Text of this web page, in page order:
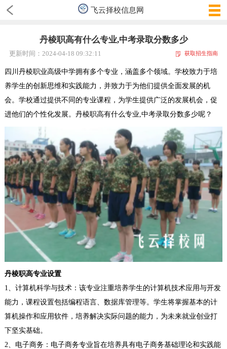
飞云择校信息网
丹棱职高有什么专业,中考录取分数多少
更新时间：2024-04-18 09:32:11 获取招生指南
四川丹棱职业高级中学拥有多个专业，涵盖多个领域。学校致力于培
养学生的创新思维和实践能力，并致力于为他们提供全面发展的机
会。学校通过提供不同的专业课程，为学生提供广泛的发展机会，促
进他们的个性化发展。丹棱职高有什么专业,中考录取分数多少呢？
丹棱职高专业设置
1、 计算机科学与技术： 该专业注重培养学生的计算机技术应用与开发
能力，课程设置包括编程语言、数据库管理等。学生将掌握基本的计
算机操作和应用软件，培养解决实际问题的能力，为未来就业创业打
下坚实基础。
2、 电子商务 ： 电子商务专业旨在培养具有电子商务基础理论和实践能